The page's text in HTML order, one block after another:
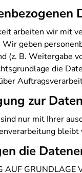
arbeiten wir mit
geben
(z. B. Weitergabe
die
zur
nur mit Ihrer
die
GRUNDLAGE